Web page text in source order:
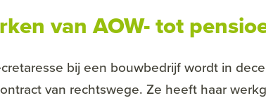
van AOW- tot
bij een bouwbedrijf wordt in
van rechtswege. Ze heeft haar